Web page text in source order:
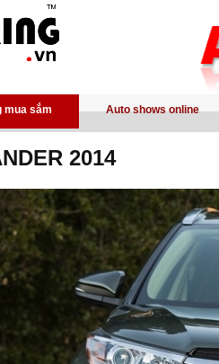
mua sắm Auto shows online
2014